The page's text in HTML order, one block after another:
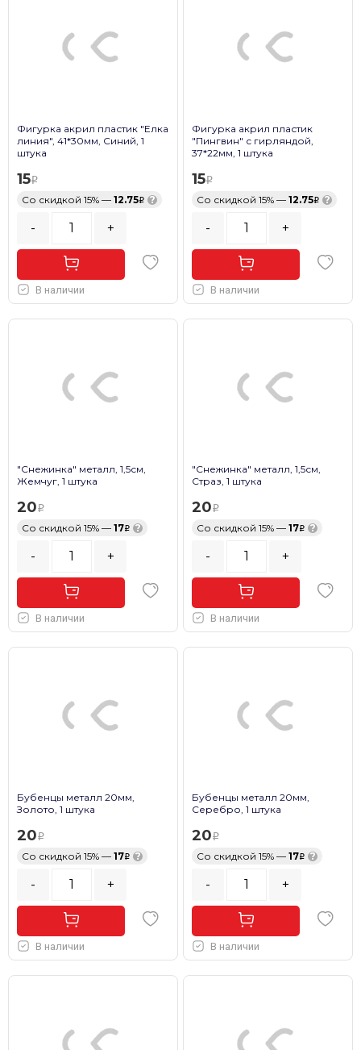
Фигурка акрил пластик "Елка
линия", 41*30мм, Синий, 1
штука
15
Со скидкой 15% — 12.75 ?
- +
В наличии
Фигурка акрил пластик
"Пингвин" с гирляндой,
37*22мм, 1 штука
15
Со скидкой 15% — 12.75 ?
- +
В наличии
"Снежинка" металл, 1,5см,
Жемчуг, 1 штука
20
Со скидкой 15% — 17 ?
- +
В наличии
"Снежинка" металл, 1,5см,
Страз, 1 штука
20
Со скидкой 15% — 17 ?
- +
В наличии
Бубенцы металл 20мм,
Золото, 1 штука
20
Со скидкой 15% — 17 ?
- +
В наличии
Бубенцы металл 20мм,
Серебро, 1 штука
20
Со скидкой 15% — 17 ?
- +
В наличии